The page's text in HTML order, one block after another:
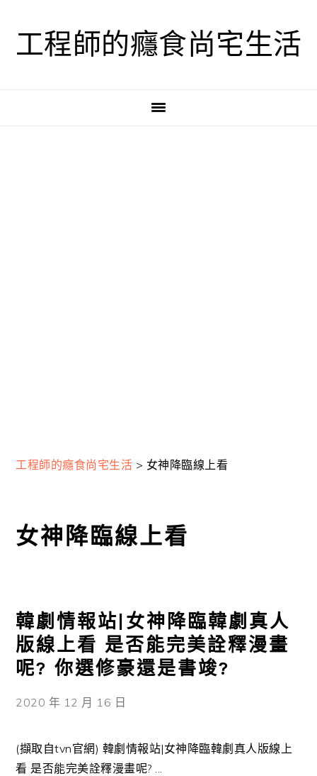
工程師的癮食尚宅生活
工程師的癮食尚宅生活 > 女神降臨線上看
女神降臨線上看
韓劇情報站|女神降臨韓劇真人
版線上看 是否能完美詮釋漫畫
呢? 你選修豪還是書竣?
2020 年 12 月 16 日
(擷取自tvn官網) 韓劇情報站|女神降臨韓劇真人版線上
看 是否能完美詮釋漫畫呢? ...